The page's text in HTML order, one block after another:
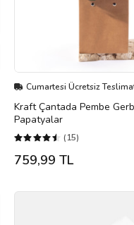
Cumartesi Ücretsiz
Kraft Çantada Pembe
Papatyalar
(15)
759,99 TL